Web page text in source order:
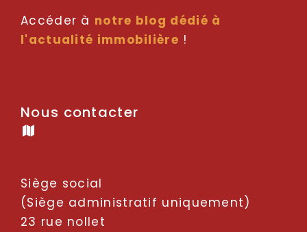
Accéder à notre blog dédié à
l'actualité immobilière !
Nous contacter
Siège social
(Siège administratif uniquement)
23 rue nollet